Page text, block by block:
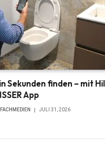
Sekunden finden – mit
App
JULI 31, 2026